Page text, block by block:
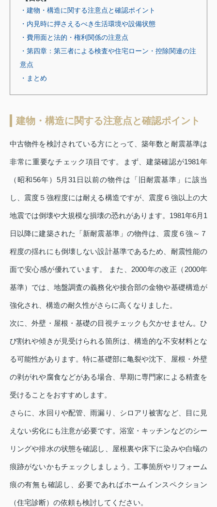
・建物・構造に関する注意点と確認ポイント
・内見時に押さえるべき生活環境や設備状態
・費用面と法的・権利関係の注意点
・第四章：第三者による検査や住宅ローン・控除関連の注
意点
・まとめ
建物・構造に関する注意点と確認ポイント
中古物件を検討されている方にとって、築年数と耐震基準は
非常に重要なチェック項目です。まず、建築確認が1981年
（昭和56年）5月31日以前の物件は「旧耐震基準」に該当
し、震度５強程度には耐える構造ですが、震度６強以上の大
地震では倒壊や大規模な損壊の恐れがあります。1981年6月1
日以降に建築された「新耐震基準」の物件は、震度６強～７
程度の揺れにも倒壊しない設計基準であるため、耐震性能の
面で安心感が優れています。 また、2000年の改正（2000年
基準）では、地盤調査の義務化や接合部の金物や基礎構造が
強化され、構造の耐久性がさらに高くなりました。
次に、外壁・屋根・基礎の目視チェックも欠かせません。ひ
び割れや傾きが見受けられる箇所は、構造的な不安材料とな
る可能性があります。特に基礎部に亀裂や沈下、屋根・外壁
の剥がれや腐食などがある場合、早期に専門家による精査を
受けることをおすすめします。
さらに、水回りや配管、雨漏り、シロアリ被害など、目に見
えない劣化にも注意が必要です。浴室・キッチンなどのシー
リングや排水の状態を確認し、屋根裏や床下に染みや白蟻の
痕跡がないかもチェックしましょう。工事箇所やリフォーム
痕の有無も確認し、必要であればホームインスペクション
（住宅診断）の依頼も検討してください。